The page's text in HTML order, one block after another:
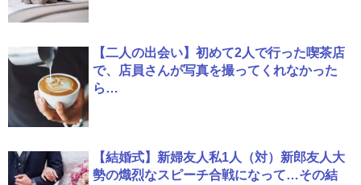
【二人の出会い】初めて2人で行った喫茶店
で、店員さんが写真を撮ってくれなかった
ら…
【結婚式】新婦友人私1人（対）新郎友人大
勢の熾烈なスピーチ合戦になって…その結